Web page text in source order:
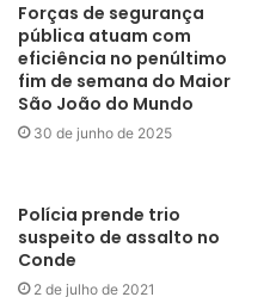
Forças de segurança
pública atuam com
eficiência no penúltimo
fim de semana do Maior
São João do Mundo
30 de junho de 2025
Polícia prende trio
suspeito de assalto no
Conde
2 de julho de 2021